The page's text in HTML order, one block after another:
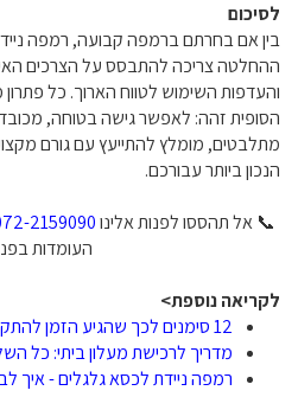
לסיכום
בין אם בחרתם ברמפה קבועה, רמפה
ההחלטה צריכה להתבסס על הצרכים
והעדפות השימוש לטווח הארוך. כל
הסופית זהה: לאפשר גישה בטוחה,
מתלבטים, מומלץ להתייעץ עם גורם
הנכון ביותר עבורכם.
📞 אל תהססו לפנות אלינו2159090
העומדות
לקריאה נוספת>
12 סימנים לכך שהגיע הזמן להתקין מעלון מדרגות ביתי
מדריך לרכישת מעלון ביתי: כל
רמפה ניידת לכסא גלגלים - איך